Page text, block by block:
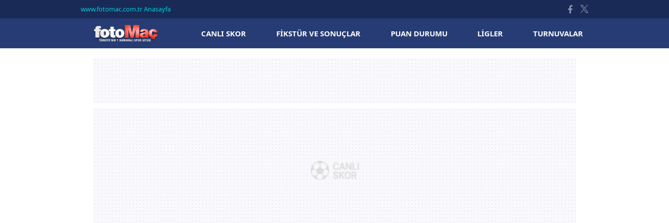
www.fotomac.com.tr Anasayfa
CANLI SKOR FIKSTÜR VE SONUÇLAR PUAN DURUMU LIGLER TURNUVALAR